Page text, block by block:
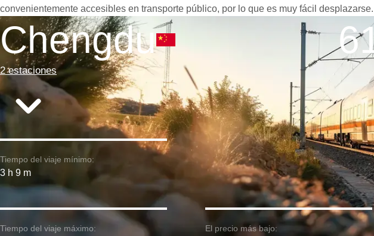
convenientemente accesibles en transporte público, por lo que es muy fácil desplazarse.
Chengdu
2 estaciones
Tiempo del viaje mínimo:
3 h 9 m
Tiempo del viaje máximo: El precio más bajo: